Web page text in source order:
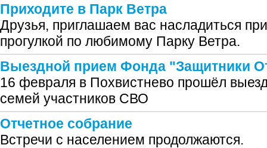
Приходите в Парк Ветра
Друзья, приглашаем вас насладиться
прогулкой по любимому Парку Ветра.
Выездной прием Фонда "Защитники
16 февраля в Похвистнево прошёл
семей участников СВО
Отчетное собрание
Встречи с населением продолжаются.